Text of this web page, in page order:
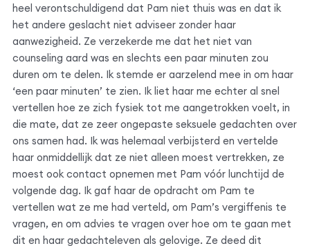
heel verontschuldigend dat Pam niet thuis was en dat ik
het andere geslacht niet adviseer zonder haar
aanwezigheid. Ze verzekerde me dat het niet van
counseling aard was en slechts een paar minuten zou
duren om te delen. Ik stemde er aarzelend mee in om haar
‘een paar minuten’ te zien. Ik liet haar me echter al snel
vertellen hoe ze zich fysiek tot me aangetrokken voelt, in
die mate, dat ze zeer ongepaste seksuele gedachten over
ons samen had. Ik was helemaal verbijsterd en vertelde
haar onmiddellijk dat ze niet alleen moest vertrekken, ze
moest ook contact opnemen met Pam vóór lunchtijd de
volgende dag. Ik gaf haar de opdracht om Pam te
vertellen wat ze me had verteld, om Pam’s vergiffenis te
vragen, en om advies te vragen over hoe om te gaan met
dit en haar gedachteleven als gelovige. Ze deed dit